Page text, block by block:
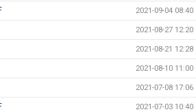
2021-09-04 08:40
2021-08-27 12:20
2021-08-21 12:28
2021-08-10 11:00
2021-07-08 17:06
2021-07-03 10:40